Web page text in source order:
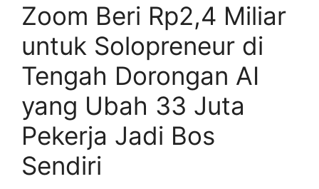
Zoom Beri Rp2,4 Miliar
untuk Solopreneur di
Tengah Dorongan AI
yang Ubah 33 Juta
Pekerja Jadi Bos
Sendiri